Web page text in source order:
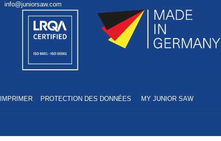
info@juniorsaw.com
IMPRIMER PROTECTION DES DONNÉES MY JUNIOR SAW